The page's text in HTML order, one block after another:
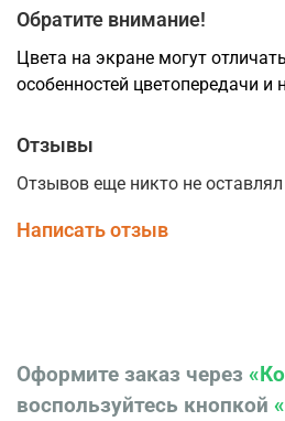
Обратите внимание!
Цвета на экране могут
особенностей цветопередачи и
Отзывы
Отзывов еще никто не оставлял
Написать отзыв
Оформите заказ через
воспользуйтесь кнопкой